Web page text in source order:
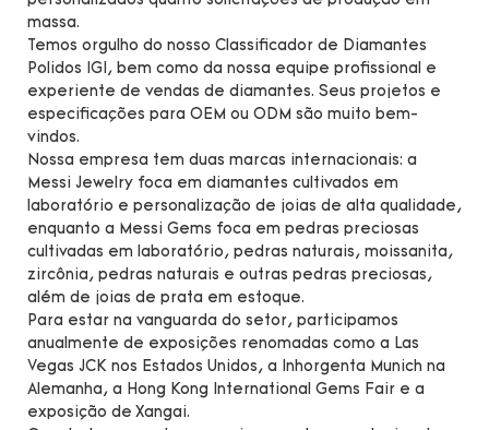
massa.
Temos orgulho do nosso Classificador de Diamantes
Polidos IGI, bem como da nossa equipe profissional e
experiente de vendas de diamantes. Seus projetos e
especificações para OEM ou ODM são muito bem-
vindos.
Nossa empresa tem duas marcas internacionais: a
Messi Jewelry foca em diamantes cultivados em
laboratório e personalização de joias de alta qualidade,
enquanto a Messi Gems foca em pedras preciosas
cultivadas em laboratório, pedras naturais, moissanita,
zircônia, pedras naturais e outras pedras preciosas,
além de joias de prata em estoque.
Para estar na vanguarda do setor, participamos
anualmente de exposições renomadas como a Las
Vegas JCK nos Estados Unidos, a Inhorgenta Munich na
Alemanha, a Hong Kong International Gems Fair e a
exposição de Xangai.